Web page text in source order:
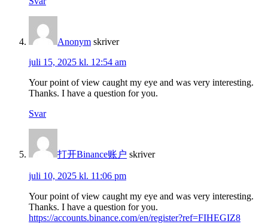
Anonym skriver
juli 15, 2025 kl. 12:54 am
Your point of view caught my eye and was very interesting.
Thanks. I have a question for you.
Svar
打开Binance账户 skriver
juli 10, 2025 kl. 11:06 pm
Your point of view caught my eye and was very interesting.
Thanks. I have a question for you.
https://accounts.binance.com/en/register?ref=FIHEGIZ8